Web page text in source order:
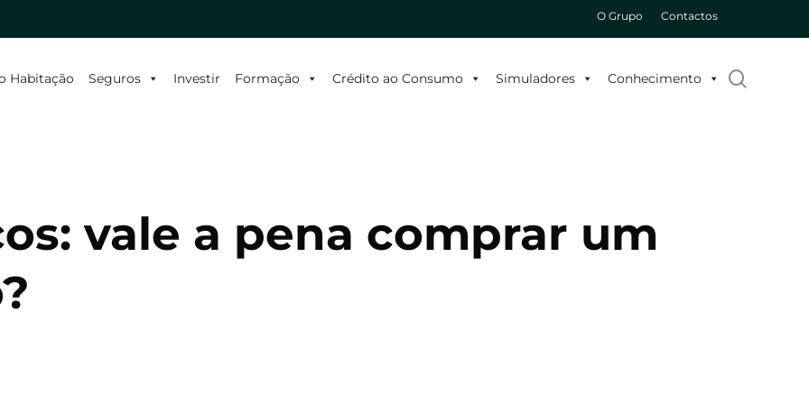
O Grupo Contactos
Habitação Seguros Investir Formação Crédito ao Consumo Simuladores Conhecimento
vale a pena comprar um